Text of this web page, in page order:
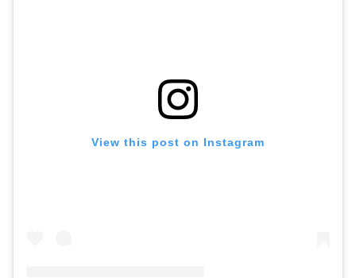
View this post on Instagram